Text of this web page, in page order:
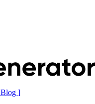
Blog ]